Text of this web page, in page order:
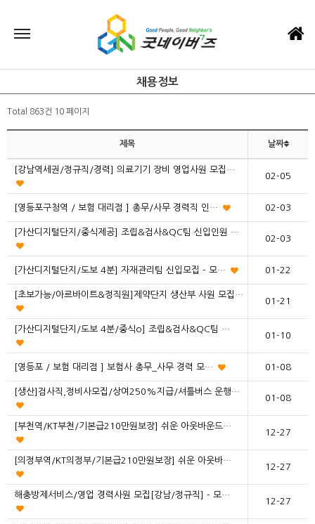
채용정보
Total 863건 10 페이지
제목 날짜
[강남역세권/정규직/경력] 의료기기 장비 영업사원 모집…
02-05
[영등포구청역 / 보험 대리점 ] 총무/사무 경력직 인… 02-03
[가산디지털단지/중식제공] 조립&검사&QC팀 신입인원 …
02-03
[가산디지털단지/도보 4분] 자재관리팀 신입모집 - 모… 01-22
[초보가능/아르바이트&정직원]제약단지 생산부 사원 모집…
01-21
[가산디지털단지/도보 4분/중식o] 조립&검사&QC팀 …
01-10
[영등포 / 보험 대리점 ] 보험사 총무_사무 경력 모… 01-08
[생산]검사직,정비사모집/상여250%지급/셔틀버스 운행…
01-08
[부천역/KT부천/기본급210만원보장] 쉬운 아웃바운드…
12-27
[의정부역/KT의정부/기본급210만원보장] 쉬운 아웃바…
12-27
해충방제서비스/영업 경력사원 모집[강남/정규직] - 모…
12-27